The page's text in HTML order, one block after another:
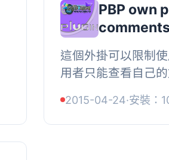
PBP own
這個外掛可以限制
用者只能查看自己
受使用。, 由http://
2015-04-24·安裝：